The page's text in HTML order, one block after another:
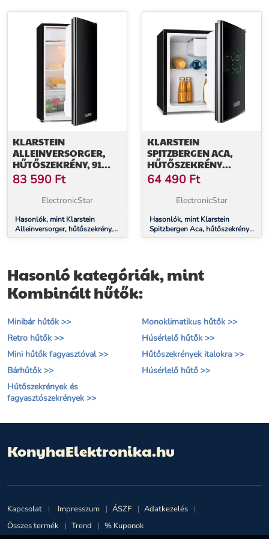
fekete
üvegpolc, fekete
KLARSTEIN
ALLEINVERSORGER,
HŰTŐSZEKRÉNY, 91
LITER, E
ENERGIAHATÉKONYSÁGI
OSZTÁLY, 2 EMELETES
FEKETE
83 590 Ft
ElectronicStar
Hasonlók, mint Klarstein
Alleinversorger, hűtőszekrény,
91 liter, E energiahatékonysági
KLARSTEIN
SPITZBERGEN ACA,
HŰTŐSZEKRÉNY
FAGYASZTÓVAL, 46
LITER, E
ENERGIAHATÉKONYSÁGI
64 490 Ft
ElectronicStar
Hasonlók, mint Klarstein
Spitzbergen Aca, hűtőszekrény
fagyasztóval, 46 liter, E
Hasonló kategóriák, mint
Kombinált hűtők:
Minibár hűtők >>
Monoklimatikus hűtők >>
Retro hűtők >>
Húsérlelő hűtők >>
Mini hűtők fagyasztóval >>
Hűtőszekrények italokra >>
Bárhűtők >>
Húsérlelő hűtő >>
Hűtőszekrények és
fagyasztószekrények >>
KonyhaElektronika.hu
Kapcsolat Impresszum ÁSZF
Adatkezelés
Összes termék
Trend
% Kuponok